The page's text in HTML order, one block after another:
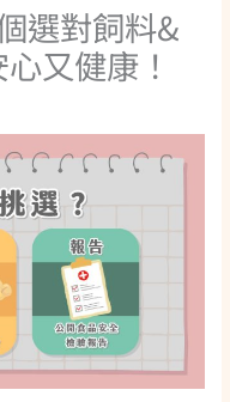
選對飼料&
又健康！